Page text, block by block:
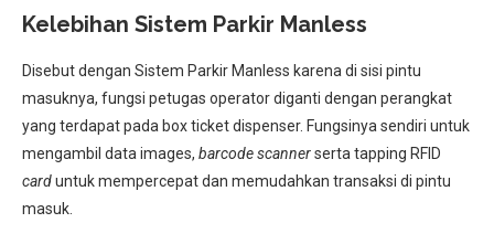
Kelebihan Sistem Parkir Manless
Disebut dengan Sistem Parkir Manless karena di sisi pintu
masuknya, fungsi petugas operator diganti dengan perangkat
yang terdapat pada box ticket dispenser. Fungsinya sendiri untuk
mengambil data images, barcode scannerserta tapping RFID
carduntuk mempercepat dan memudahkan transaksi di pintu
masuk.